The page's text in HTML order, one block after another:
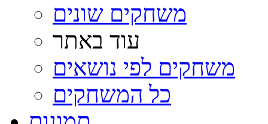
משחקים שונים
עוד באתר
משחקים לפי נושאים
כל המשחקים